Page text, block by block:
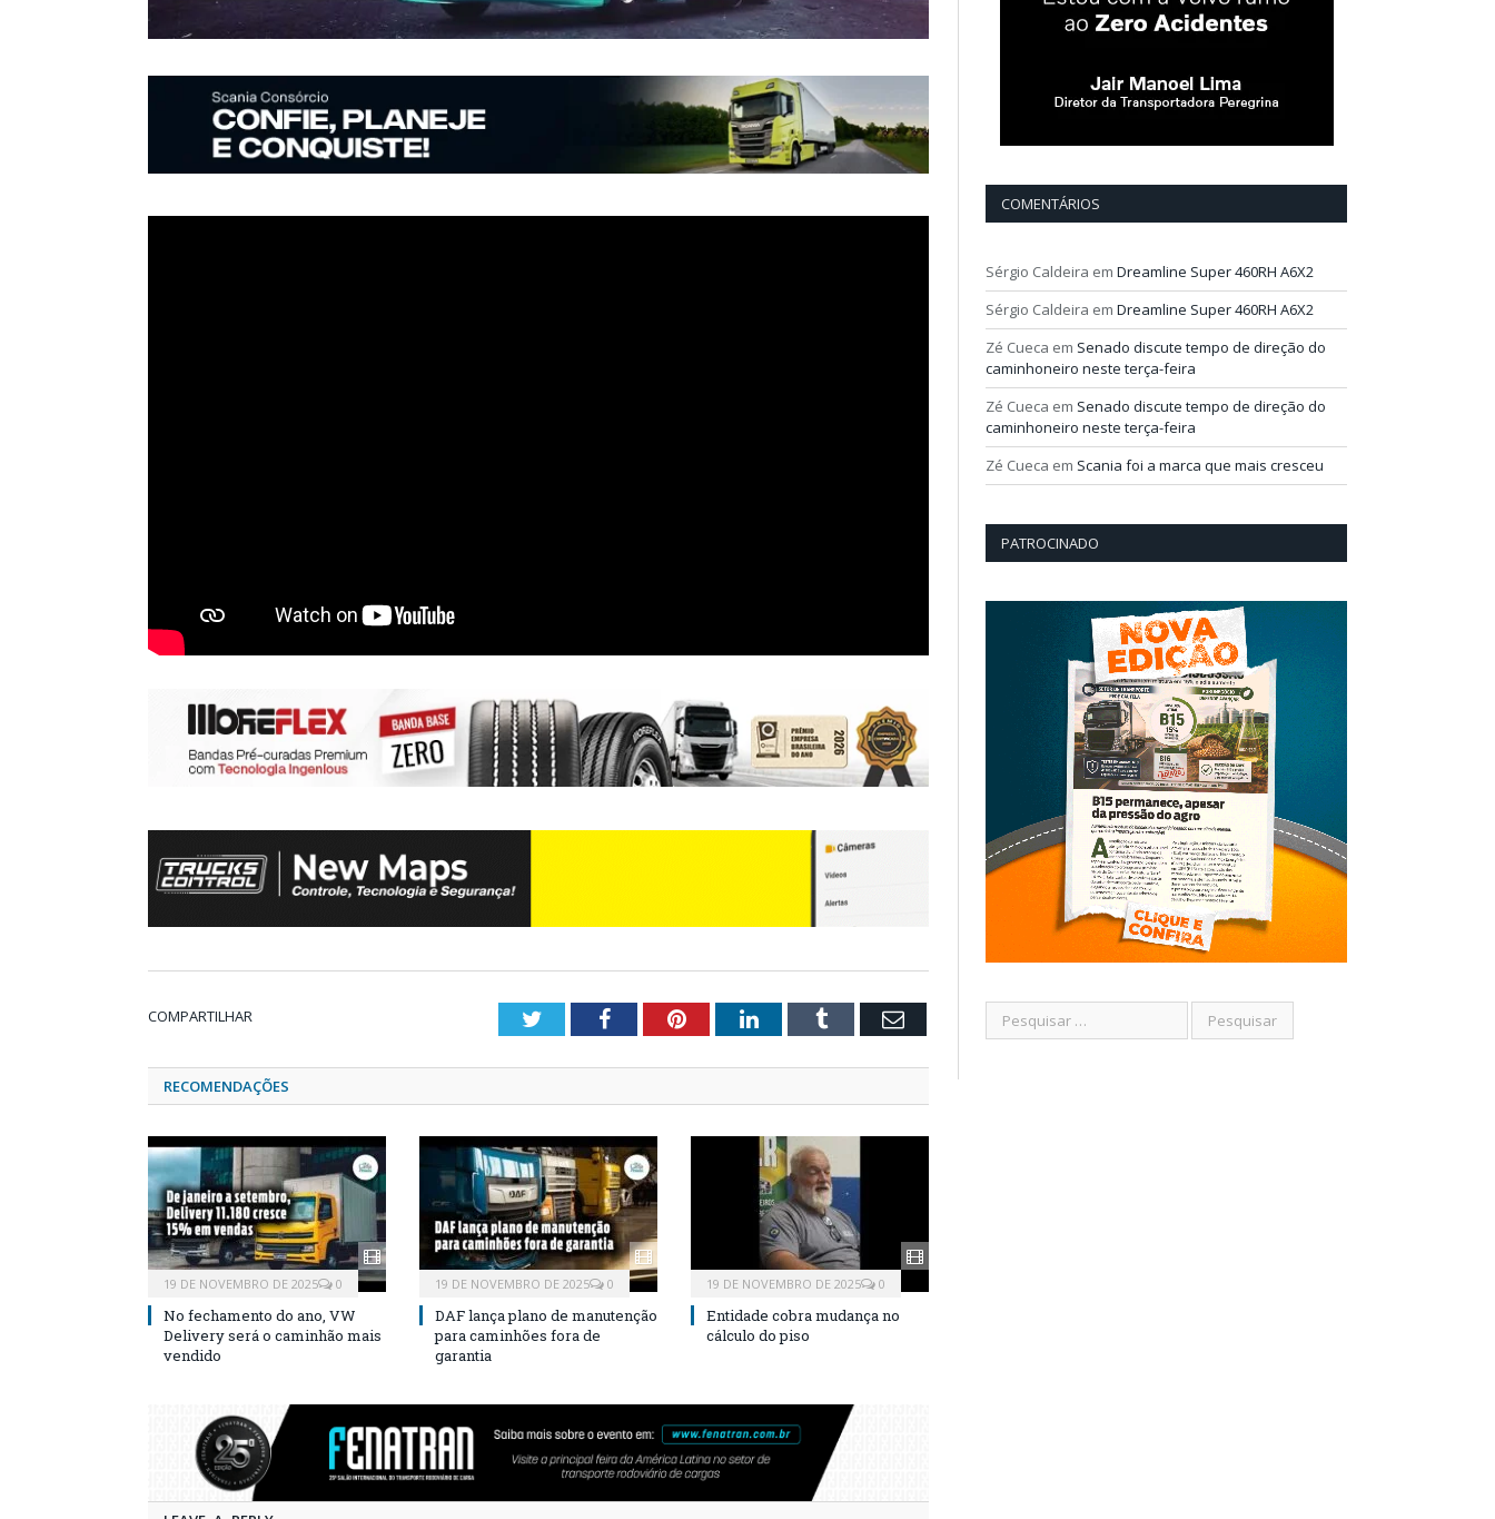
COMPARTILHAR TwitterFacebookPinterestLinkedInTumblr Email
RECOMENDAÇÕES
19 DE NOVEMBRO DE 2025 0
No fechamento do ano, VW
Delivery será o caminhão mais
vendido
19 DE NOVEMBRO DE 2025 0
DAF lança plano de manutenção
para caminhões fora de
garantia
19 DE NOVEMBRO DE 2025 0
Entidade cobra mudança no
cálculo do piso
COMENTÁRIOS
Sérgio Caldeira em Dreamline Super 460RH A6X2
Sérgio Caldeira em Dreamline Super 460RH A6X2
Zé Cueca em Senado discute tempo de direção do
caminhoneiro neste terça-feira
Zé Cueca em Senado discute tempo de direção do
caminhoneiro neste terça-feira
Zé Cueca em Scania foi a marca que mais cresceu
PATROCINADO